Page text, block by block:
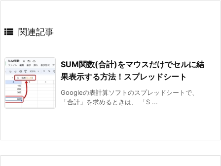
 関連記事
SUM関数(合計)をマウスだけでセルに結
果表示する方法！スプレッドシート
Googleの表計算ソフトのスプレッドシートで、
「合計」を求めるときは、 「S ...